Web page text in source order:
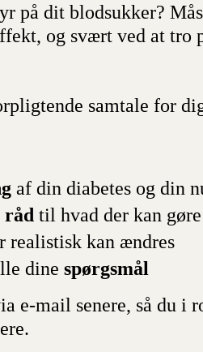
på dit blodsukker?
og svært ved at tro
samtale for
af din diabetes og din
rådtil hvad der kan
realistisk kan ændres
dine spørgsmål
e-mail senere, så du i